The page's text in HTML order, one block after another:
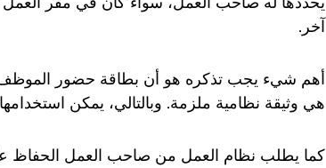
آخر.
أهم شيء يجب تذكره هو أن بطاقة حضور
هي وثيقة نظامية ملزمة. وبالتالي، يمكن استخدامها
كما يطلب نظام العمل من صاحب العمل الحفاظ